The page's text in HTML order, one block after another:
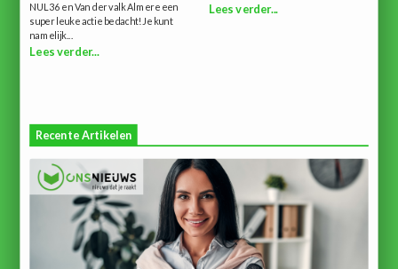
NUL36 en Van der valk Almere een
super leuke actie bedacht!Je kunt
namelijk...
Lees verder...
Lees verder...
Recente Artikelen